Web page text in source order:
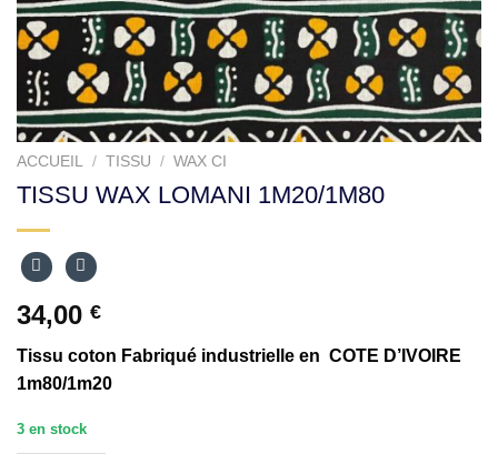
ACCUEIL / TISSU / WAX CI
TISSU WAX LOMANI 1M20/1M80
34,00 €
Tissu coton Fabriqué industrielle en COTE D’IVOIRE
1m80/1m20
3 en stock